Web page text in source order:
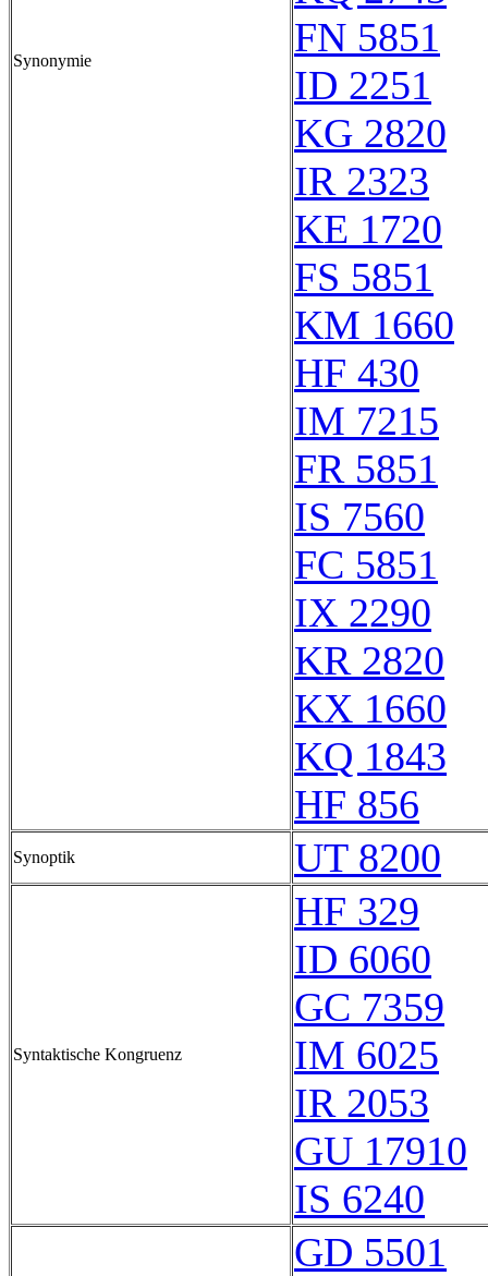
Synonymie
FN 5851
ID 2251
KG 2820
IR 2323
KE 1720
FS 5851
KM 1660
HF 430
IM 7215
FR 5851
IS 7560
FC 5851
IX 2290
KR 2820
KX 1660
KQ 1843
HF 856
Synoptik UT 8200
Syntaktische Kongruenz
HF 329
ID 6060
GC 7359
IM 6025
IR 2053
GU 17910
IS 6240
GD 5501